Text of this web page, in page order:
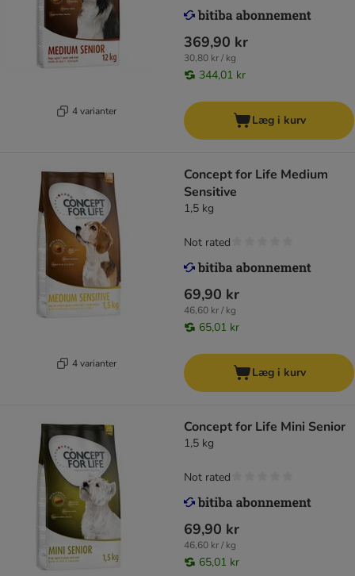
4 varianter
369,90 kr
30,80 kr / kg
344,01 kr
Læg i kurv
4 varianter
Concept for Life Medium
Sensitive
1,5 kg
69,90 kr
46,60 kr / kg
65,01 kr
Not rated
Læg i kurv
Concept for Life Mini Senior
1,5 kg
69,90 kr
46,60 kr / kg
65,01 kr
Not rated